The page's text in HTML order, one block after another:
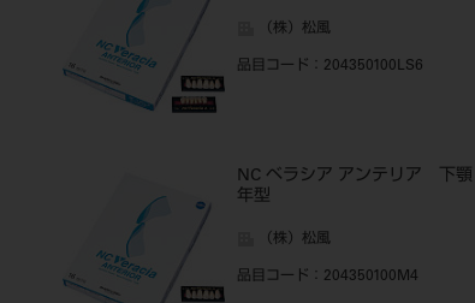
（株）松風
品目コード ：204350100LS6
NC ベラシア アンテリア
年型
（株）松風
品目コード ：204350100M4